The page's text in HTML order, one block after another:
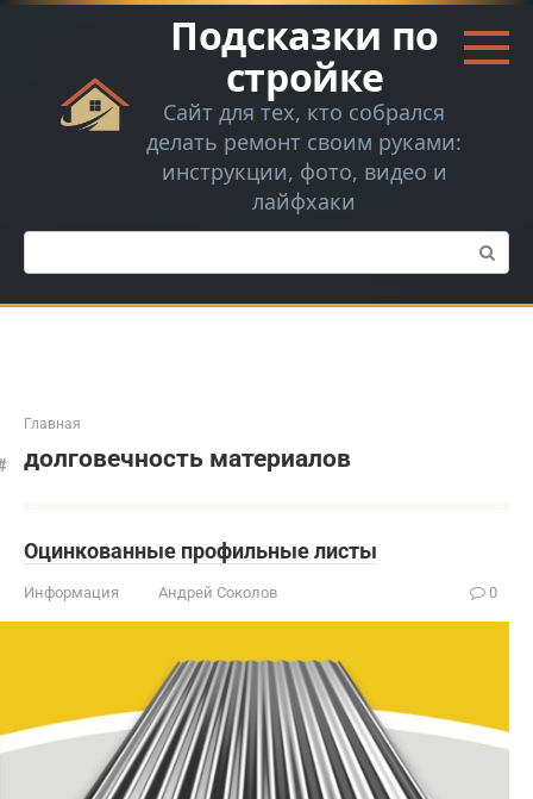
Перейти
Подсказки по
стройке
Сайт для тех, кто собрался
делать ремонт своим руками:
инструкции, фото, видео и
лайфхаки
Поиск:
Главная
долговечность материалов
Оцинкованные профильные листы
Информация Андрей Соколов 0